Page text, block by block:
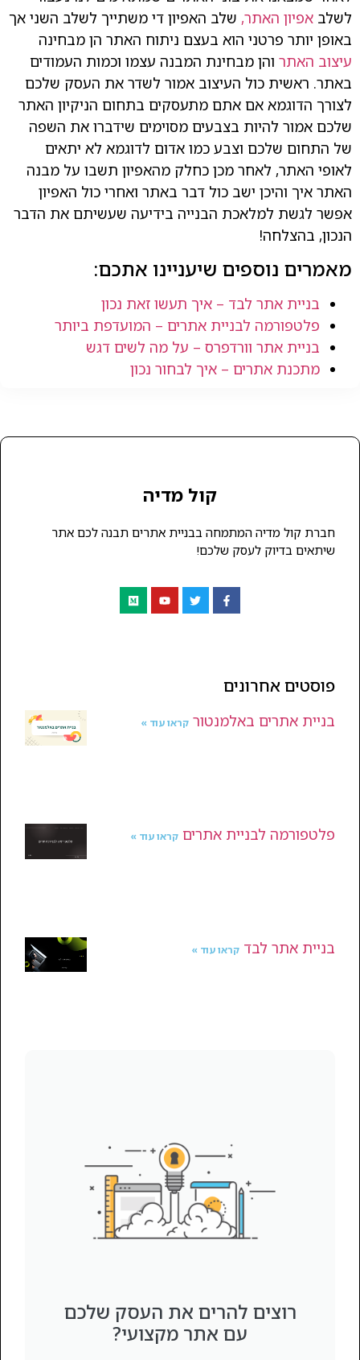
לשלב אפיון האתר, שלב האפיון די משתייך לשלב השני אך
באופן יותר פרטני הוא בעצם ניתוח האתר הן מבחינה
עיצוב האתר והן מבחינת המבנה עצמו וכמות העמודים
באתר. ראשית כול העיצוב אמור לשדר את העסק שלכם
לצורך הדוגמא אם אתם מתעסקים בתחום הניקיון האתר
שלכם אמור להיות בצבעים מסוימים שידברו את השפה
של התחום שלכם וצבע כמו אדום לדוגמא לא יתאים
לאופי האתר, לאחר מכן כחלק מהאפיון תשבו על מבנה
האתר איך והיכן ישב כול דבר באתר ואחרי כול האפיון
אפשר לגשת למלאכת הבנייה בידיעה שעשיתם את הדבר
הנכון, בהצלחה!
מאמרים נוספים שיעניינו אתכם:
בניית אתר לבד – איך תעשו זאת נכון
פלטפורמה לבניית אתרים – המועדפת ביותר
בניית אתר וורדפרס – על מה לשים דגש
מתכנת אתרים – איך לבחור נכון
קול מדיה
חברת קול מדיה המתמחה בבניית אתרים תבנה לכם אתר
שיתאים בדיוק לעסק שלכם!
פוסטים אחרונים
בניית אתרים באלמנטור קראו עוד »
פלטפורמה לבניית אתרים קראו עוד »
בניית אתר לבד קראו עוד »
רוצים להרים את העסק שלכם
עם אתר מקצועי?